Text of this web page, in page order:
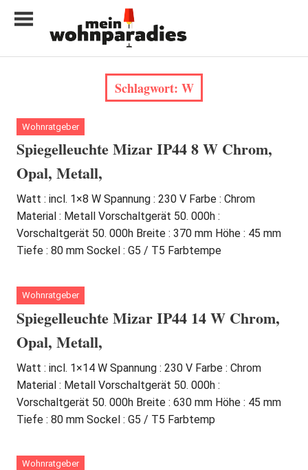
Inhalt
My
castle
Schlagwort: W
Wohnratgeber
Spiegelleuchte Mizar IP44 8 W Chrom,
Opal, Metall,
Watt : incl. 1×8 W Spannung : 230 V Farbe : Chrom
Material : Metall Vorschaltgerät 50. 000h :
Vorschaltgerät 50. 000h Breite : 370 mm Höhe : 45 mm
Tiefe : 80 mm Sockel : G5 / T5 Farbtempe
Wohnratgeber
Spiegelleuchte Mizar IP44 14 W Chrom,
Opal, Metall,
Watt : incl. 1×14 W Spannung : 230 V Farbe : Chrom
Material : Metall Vorschaltgerät 50. 000h :
Vorschaltgerät 50. 000h Breite : 630 mm Höhe : 45 mm
Tiefe : 80 mm Sockel : G5 / T5 Farbtemp
Wohnratgeber